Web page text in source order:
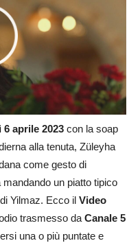
6 aprile 2023 con la soap
alla tenuta, Züleyha
come gesto di
un piatto tipico
Yilmaz. Ecco il Video
trasmesso daCanale 5
una o più puntate e